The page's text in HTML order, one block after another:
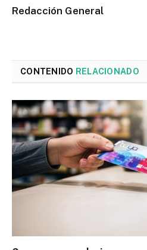
Redacción General
CONTENIDO RELACIONADO